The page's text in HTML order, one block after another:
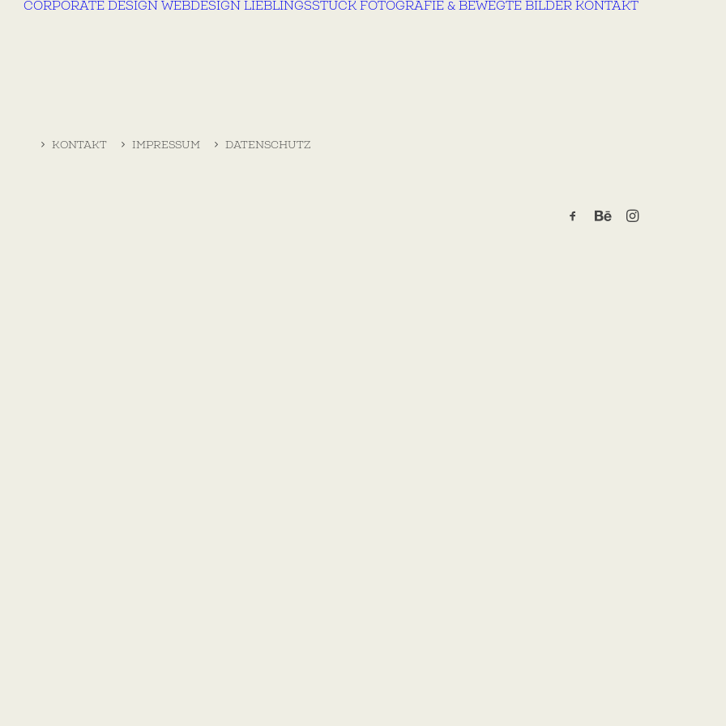
CORPORATE DESIGN WEBDESIGN LIEBLINGSSTÜCK FOTOGRAFIE & BEWEGTE BILDER KONTAKT
KONTAKT IMPRESSUM DATENSCHUTZ